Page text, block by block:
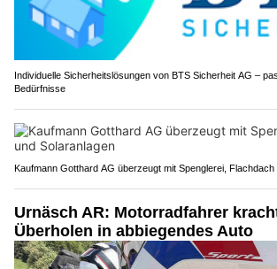
Individuelle Sicherheitslösungen von BTS Sicherheit AG –
Bedürfnisse
Kaufmann Gotthard AG überzeugt mit Spenglerei, Flachdach
Urnäsch AR: Motorradfahrer
Überholen in abbiegendes Auto